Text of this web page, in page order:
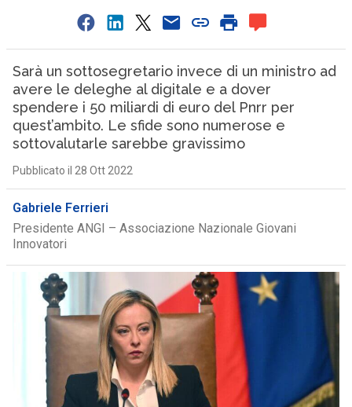
Sarà un sottosegretario invece di un ministro ad
avere le deleghe al digitale e a dover
spendere i 50 miliardi di euro del Pnrr per
quest’ambito. Le sfide sono numerose e
sottovalutarle sarebbe gravissimo
Pubblicato il 28 Ott 2022
Gabriele Ferrieri
Presidente ANGI – Associazione Nazionale Giovani
Innovatori